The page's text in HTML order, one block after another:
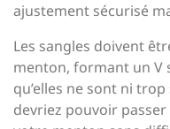
ajustement sécurisé
Les sangles doivent
menton, formant un V
qu’elles ne sont ni
devriez pouvoir